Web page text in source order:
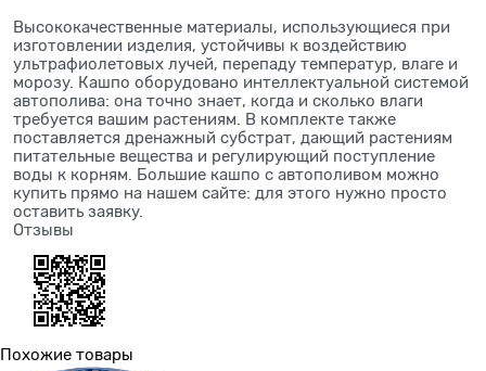
Высококачественные материалы, использующиеся при
изготовлении изделия, устойчивы к воздействию
ультрафиолетовых лучей, перепаду температур, влаге и
морозу. Кашпо оборудовано интеллектуальной системой
автополива: она точно знает, когда и сколько влаги
требуется вашим растениям. В комплекте также
поставляется дренажный субстрат, дающий растениям
питательные вещества и регулирующий поступление
воды к корням. Большие кашпо с автополивом можно
купить прямо на нашем сайте: для этого нужно просто
оставить заявку.
Отзывы
Похожие товары